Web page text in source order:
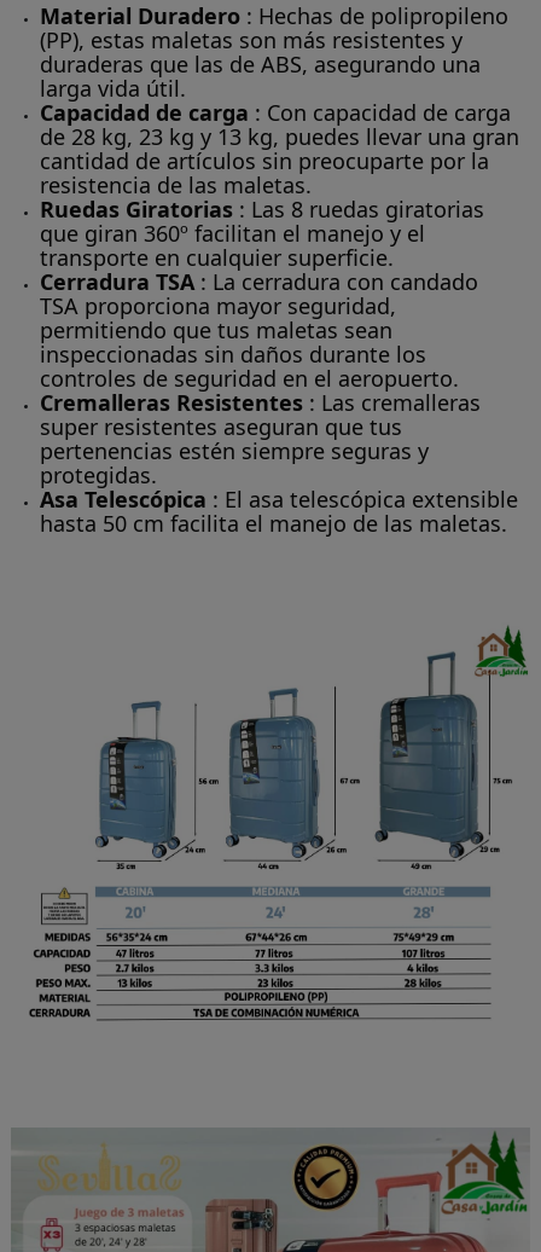
Material Duradero : Hechas de polipropileno
(PP), estas maletas son más resistentes y
duraderas que las de ABS, asegurando una
larga vida útil.
Capacidad de carga : Con capacidad de carga
de 28 kg, 23 kg y 13 kg, puedes llevar una gran
cantidad de artículos sin preocuparte por la
resistencia de las maletas.
Ruedas Giratorias : Las 8 ruedas giratorias
que giran 360º facilitan el manejo y el
transporte en cualquier superficie.
Cerradura TSA: La cerradura con candado
TSA proporciona mayor seguridad,
permitiendo que tus maletas sean
inspeccionadas sin daños durante los
controles de seguridad en el aeropuerto.
Cremalleras Resistentes : Las cremalleras
super resistentes aseguran que tus
pertenencias estén siempre seguras y
protegidas.
Asa Telescópica : El asa telescópica extensible
hasta 50 cm facilita el manejo de las maletas.